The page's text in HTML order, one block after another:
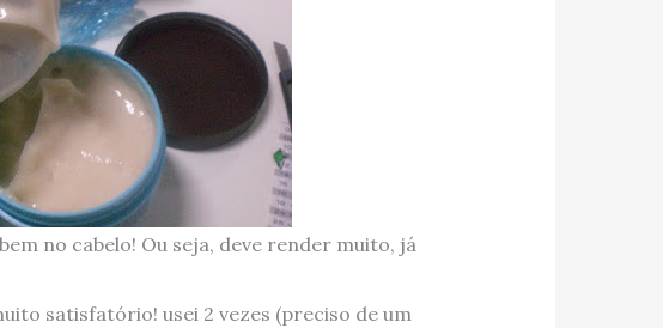
no cabelo! Ou seja, deve render muito, já
satisfatório! usei 2 vezes (preciso de um